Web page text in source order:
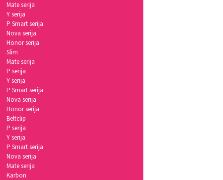
Mate serija
Y serija
P Smart serija
Nova serija
Honor serija
Slim
Mate serija
P serija
Y serija
P Smart serija
Nova serija
Honor serija
Beltclip
P serija
Y serija
P Smart serija
Nova serija
Mate serija
Karbon